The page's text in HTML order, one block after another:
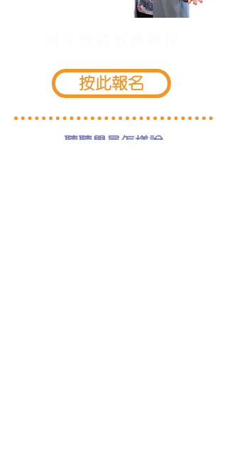
按此報名
​聽聽學員怎樣說